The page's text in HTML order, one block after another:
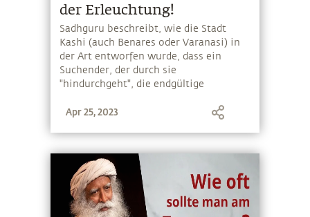
der Erleuchtung!
Sadhguru beschreibt, wie die Stadt
Kashi (auch Benares oder Varanasi) in
der Art entworfen wurde, dass ein
Suchender, der durch sie
"hindurchgeht", die endgültige
Apr 25, 2023